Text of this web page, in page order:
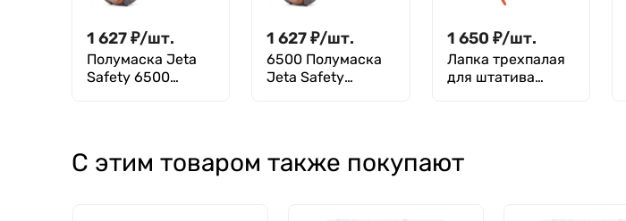
1 627₽/шт.
Полумаска Jeta
Safety 6500
1 627₽/шт.
6500 Полумаска
Jeta Safety
1 650 ₽/шт.
Лапка трехпалая
для штатива
С этим товаром также покупают